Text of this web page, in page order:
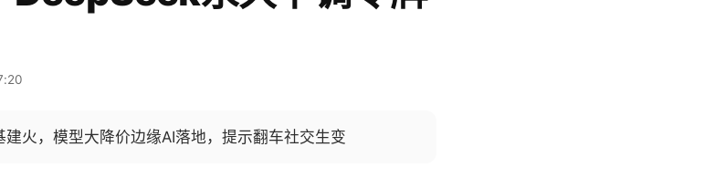
火，模型大降价边缘AI落地，提示翻车社交生变